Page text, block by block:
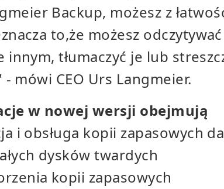
Backup, możesz z
to,że możesz
tłumaczyć je lub
- mówi CEO Urs Langmeier.
w nowej wersji obejmują
i obsługa kopii zapasowych
dysków twardych
kopii zapasowych